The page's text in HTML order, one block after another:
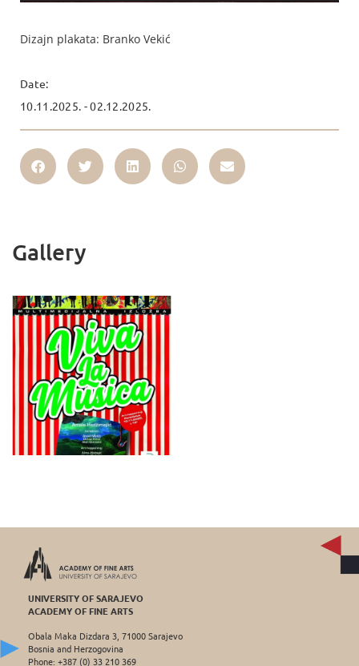
Dizajn plakata: Branko Vekić
Date:
10.11.2025. - 02.12.2025.
Gallery
UNIVERSITY OF SARAJEVO
ACADEMY OF FINE ARTS
Obala Maka Dizdara 3, 71000 Sarajevo
Bosnia and Herzogovina
Phone: +387 (0) 33 210 369